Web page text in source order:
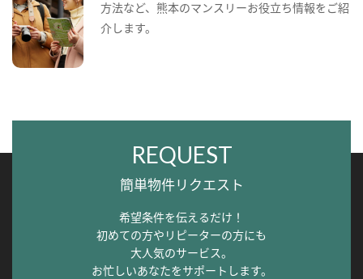
方法など、熊本のマンスリーお役立ち情報をご紹
介します。
REQUEST
簡単物件リクエスト
希望条件を伝えるだけ！
初めての方やリピーターの方にも
大人気のサービス。
お忙しいあなたをサポートします。